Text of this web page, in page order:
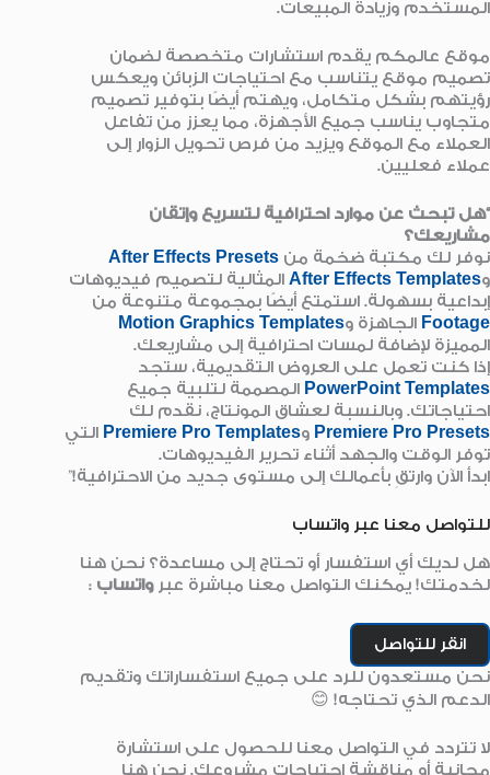
المستخدم وزيادة المبيعات.
موقع عالمكم يقدم استشارات متخصصة لضمان
تصميم موقع يتناسب مع احتياجات الزبائن ويعكس
رؤيتهم بشكل متكامل، ويهتم أيضًا بتوفير تصميم
متجاوب يناسب جميع الأجهزة، مما يعزز من تفاعل
العملاء مع الموقع ويزيد من فرص تحويل الزوار إلى
عملاء فعليين.
“هل تبحث عن موارد احترافية لتسريع وإتقان
مشاريعك؟
نوفر لك مكتبة ضخمة من After Effects Presets
وAfter Effects Templates المثالية لتصميم فيديوهات
إبداعية بسهولة. استمتع أيضًا بمجموعة متنوعة من
Footage الجاهزة وMotion Graphics Templates
المميزة لإضافة لمسات احترافية إلى مشاريعك.
إذا كنت تعمل على العروض التقديمية، ستجد
PowerPoint Templates المصممة لتلبية جميع
احتياجاتك. وبالنسبة لعشاق المونتاج، نقدم لك
Premiere Pro Presets وPremiere Pro Templates التي
توفر الوقت والجهد أثناء تحرير الفيديوهات.
ابدأ الآن وارتقِ بأعمالك إلى مستوى جديد من الاحترافية!”
للتواصل معنا عبر واتساب
هل لديك أي استفسار أو تحتاج إلى مساعدة؟ نحن هنا
لخدمتك! يمكنك التواصل معنا مباشرة عبرواتساب :
انقر للتواصل
نحن مستعدون للرد على جميع استفساراتك وتقديم
الدعم الذي تحتاجه! 😊
لا تتردد في التواصل معنا للحصول على استشارة
مجانية أو مناقشة احتياجات مشروعك. نحن هنا